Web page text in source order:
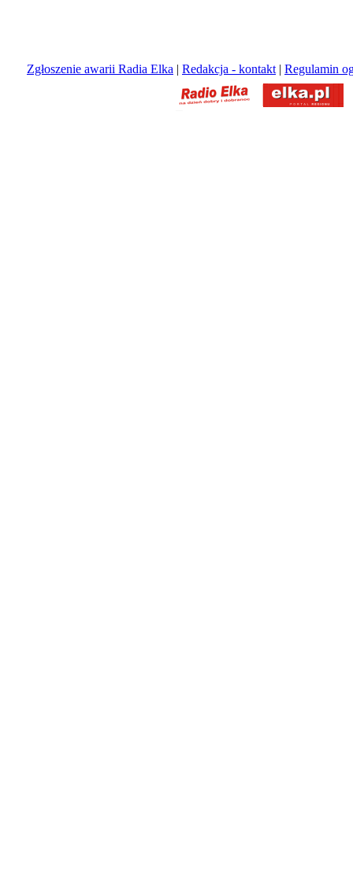
Zgłoszenie awarii Radia Elka | Redakcja - kontakt | Regulamin